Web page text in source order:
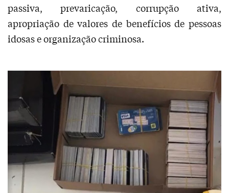
passiva, prevaricação, corrupção ativa,
apropriação de valores de benefícios de pessoas
idosas e organização criminosa.